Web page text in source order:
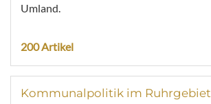
Umland.
200 Artikel
Kommunalpolitik im Ruhrgebiet